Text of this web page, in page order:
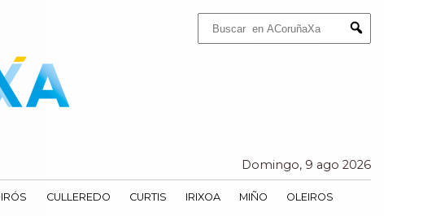
Submit
Domingo, 9 ago 2026
CULLEREDO CURTIS IRIXOA MIÑO
OLEIROS